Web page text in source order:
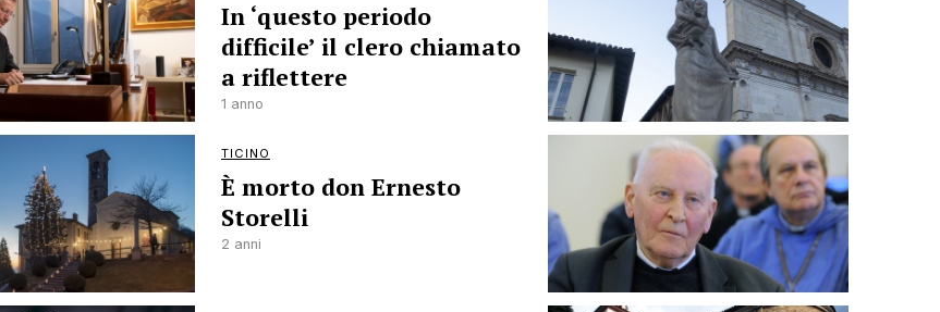
In ‘questo periodo
difficile’ il clero chiamato
a riflettere
1 anno
TICINO
È morto don Ernesto
Storelli
2 anni